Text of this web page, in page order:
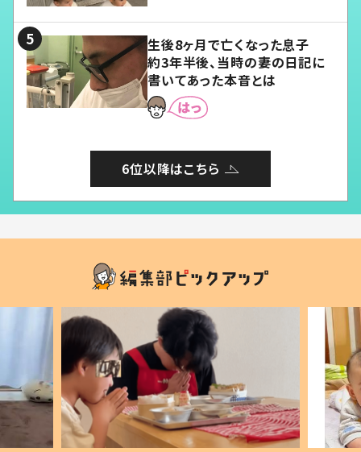
生後8ヶ月で亡くなった息子
約3年半後、当時の妻の日記に
書いてあった本音とは
6位以降はこちら